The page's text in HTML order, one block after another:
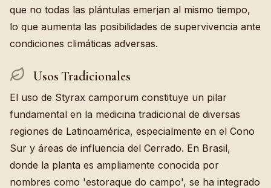
que no todas las plántulas emerjan al mismo tiempo,
lo que aumenta las posibilidades de supervivencia ante
condiciones climáticas adversas.
Usos Tradicionales
El uso de Styrax camporum constituye un pilar
fundamental en la medicina tradicional de diversas
regiones de Latinoamérica, especialmente en el Cono
Sur y áreas de influencia del Cerrado. En Brasil,
donde la planta es ampliamente conocida por
nombres como 'estoraque do campo', se ha integrado